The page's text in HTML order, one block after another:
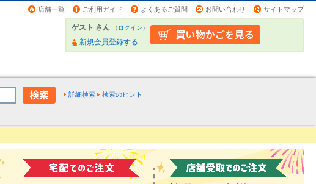
店舗一覧 ご利用ガイド よくあるご質問 お問い合わせ サイトマップ
ゲスト さん （ログイン）
新規会員登録する
詳細検索 検索のヒント